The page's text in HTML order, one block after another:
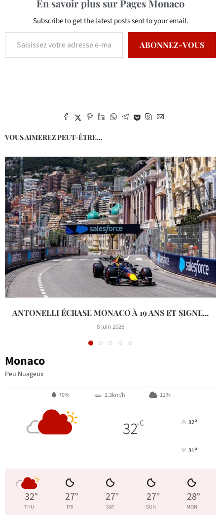
En savoir plus sur Pages Monaco
Subscribe to get the latest posts sent to your email.
ABONNEZ-VOUS
VOUS AIMEREZ PEUT-ÊTRE...
ANTONELLI ÉCRASE MONACO À 19 ANS ET SIGNE...
8 juin 2026
Monaco
Peu Nuageux
70% 2.3km/h 12%
32°C 32°
31°
32°
THU
27°
FRI
27°
SAT
27°
SUN
28°
MON